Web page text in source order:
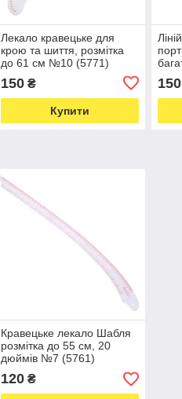
Лекало кравецьке для
крою та шиття, розмітка
до 61 см №10 (5771)
150₴
Купити
150
Кравецьке лекало Шабля
розмітка до 55 см, 20
дюймів №7 (5761)
120₴